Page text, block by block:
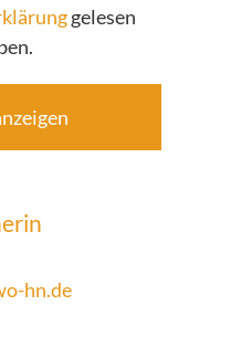
gelesen
hn.de